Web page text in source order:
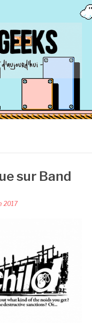
sur Band
2017